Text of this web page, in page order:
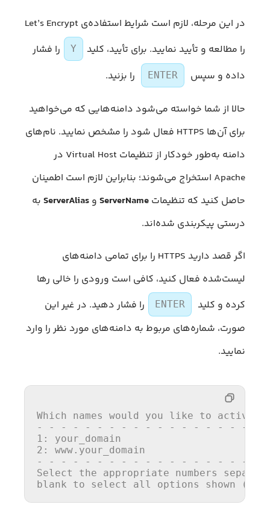
در این مرحله، لازم است شرایط استفاده‌ی Let’s Encrypt
را مطالعه و تأیید نمایید. برای تأیید، کلید
Y
را فشار
داده و سپس
ENTER را بزنید.
حالا از شما خواسته می‌شود دامنه‌هایی که می‌خواهید
برای آن‌ها HTTPS فعال شود را مشخص نمایید. نام‌های
دامنه به‌طور خودکار از تنظیمات Virtual Host در
Apache استخراج می‌شوند؛ بنابراین لازم است اطمینان
حاصل کنید که تنظیمات ServerName و ServerAlias به
درستی پیکربندی شده‌اند.
اگر قصد دارید HTTPS را برای تمامی دامنه‌های
لیست‌شده فعال کنید، کافی است ورودی را خالی رها
کرده و کلید
ENTER
را فشار دهید. در غیر این
صورت، شماره‌های مربوط به دامنه‌های مورد نظر را وارد
نمایید.
Which names would you like to activate
1
2 : www.your_domain
Select
the appropriate numbers
blank to select all options shown